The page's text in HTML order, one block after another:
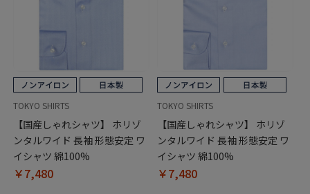
TOKYO SHIRTS
【国産しゃれシャツ】 ホリゾ
ンタルワイド 長袖 形態安定 ワ
イシャツ 綿100%
￥7,480
TOKYO SHIRTS
【国産しゃれシャツ】 ホリゾ
ンタルワイド 長袖 形態安定 ワ
イシャツ 綿100%
￥7,480